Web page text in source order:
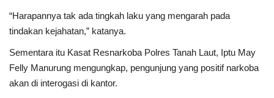
“Harapannya tak ada tingkah laku yang mengarah pada
tindakan kejahatan,” katanya.
Sementara itu Kasat Resnarkoba Polres Tanah Laut, Iptu May
Felly Manurung mengungkap, pengunjung yang positif narkoba
akan di interogasi di kantor.